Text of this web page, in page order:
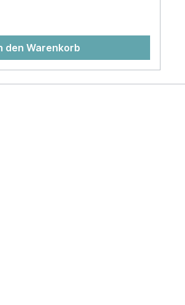
den Warenkorb